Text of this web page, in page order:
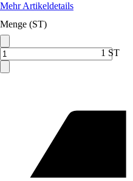
Mehr Artikeldetails
Menge (ST)
1 ST